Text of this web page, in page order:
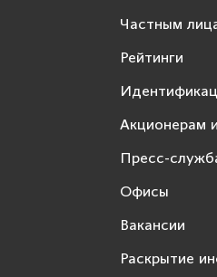
Частным
Рейтинги
Акционерам
Пресс-
Офисы
Вакансии
Раскрытие